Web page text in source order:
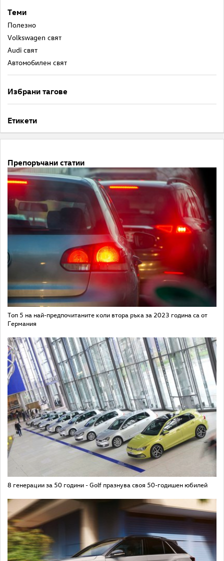
Теми
Полезнo
Volkswagen свят
Audi свят
Автомобилен свят
Избрани тагове
Етикети
Препоръчани статии
Топ 5 на най-предпочитаните коли втора ръка за 2023 година са от
Германия
8 генерации за 50 години - Golf празнува своя 50-годишен юбилей